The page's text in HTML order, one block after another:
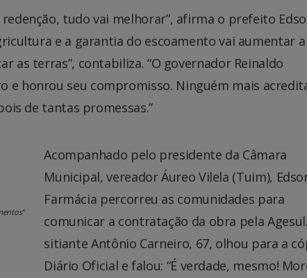
tudo vai melhorar”, afirma o prefeito
e a garantia do escoamento vai aumentar a
as terras”, contabiliza. “O governador Reinaldo
e honrou seu compromisso. Ninguém mais
de tantas promessas.”
Acompanhado pelo presidente da Câmara
Municipal, vereador Áureo Vilela (Tuim),
Farmácia percorreu as comunidades para
comunicar a contratação da obra pela
sitiante Antônio Carneiro, 67, olhou para a
Diário Oficial e falou: “É verdade, mesmo!